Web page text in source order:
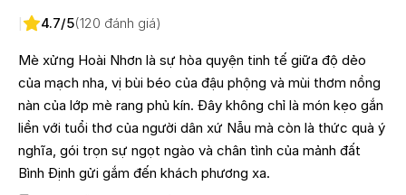
4.7/5(120 đánh giá)
Mè xửng Hoài Nhơn là sự hòa quyện tinh tế giữa độ dẻo
của mạch nha, vị bùi béo của đậu phộng và mùi thơm nồng
nàn của lớp mè rang phủ kín. Đây không chỉ là món kẹo gắn
liền với tuổi thơ của người dân xứ Nẫu mà còn là thức quà ý
nghĩa, gói trọn sự ngọt ngào và chân tình của mảnh đất
Bình Định gửi gắm đến khách phương xa.